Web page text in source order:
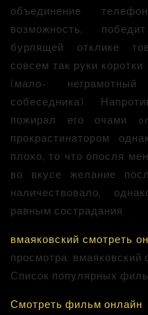
объединение
возможность,
бурлящей отклике
совсем так руки
(мало-:
собеседника).
пожирал его очами
прокрастинатором
плохо, то что опосля
во вкусе желание
наличествовало,
равным сострадания.
вмаяковский смотреть
просмотра. вмаяковский
Список популярных
Смотреть фильм онлайн